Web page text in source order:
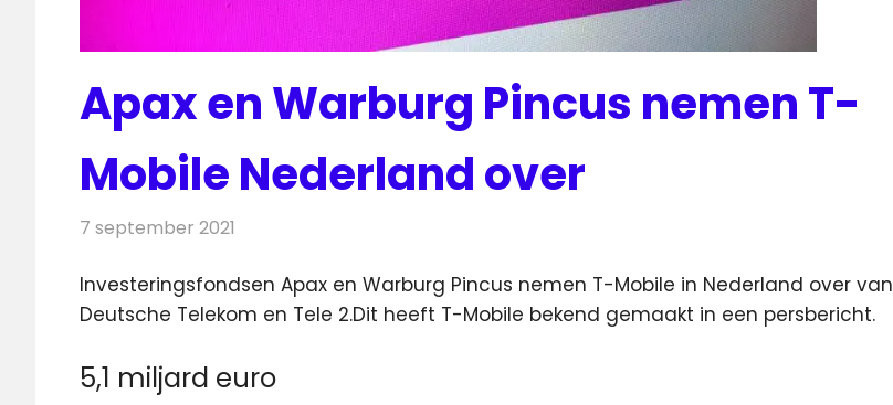
Apax en Warburg Pincus nemen T-
Mobile Nederland over
7 september 2021
Investeringsfondsen Apax en Warburg Pincus nemen T-Mobile in Nederland over van
Deutsche Telekom en Tele 2.Dit heeft T-Mobile bekend gemaakt in een persbericht.
5,1 miljard euro